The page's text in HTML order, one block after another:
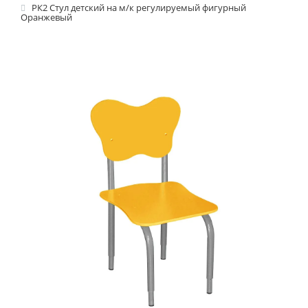
РК2 Стул детский на м/к регулируемый фигурный
Оранжевый